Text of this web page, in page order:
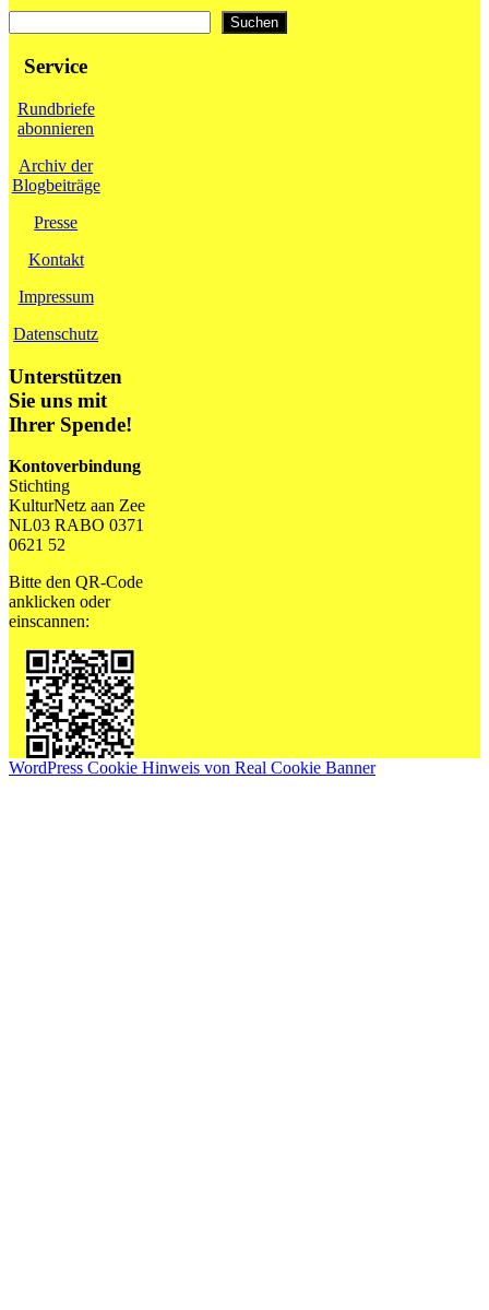
Suchen
Service
Rundbriefe
abonnieren
Archiv der
Blogbeiträge
Presse
Kontakt
Impressum
Datenschutz
Unterstützen
Sie uns mit
Ihrer Spende!
Kontoverbindung
Stichting
KulturNetz aan Zee
NL03 RABO 0371
0621 52
Bitte den QR-Code
anklicken oder
einscannen:
WordPress Cookie Hinweis von Real Cookie Banner